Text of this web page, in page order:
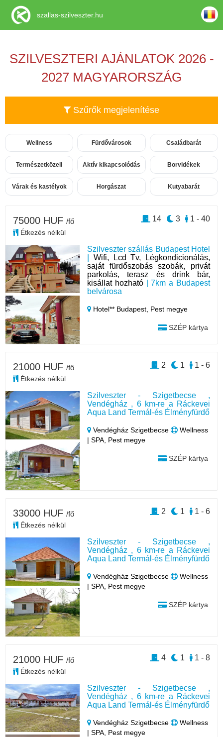
SZILVESZTERI AJÁNLATOK 2026 -
2027 MAGYARORSZÁG
Szűrők megjelenítése
Wellness Fürdővárosok Családbarát
Természetközeli Aktív kikapcsolódás Borvidékek
Várak és kastélyok Horgászat Kutyabarát
Szilveszter szállás Budapest Hotel
Wifi, Lcd Tv, Légkondicionálás,
saját fürdőszobás szobák, privát
parkolás, terasz és drink bár,
kisállat hozható| 7km a Budapest
belvárosa
Hotel** Budapest, Pest megye
SZÉP kártya
75000 HUF /fő
Étkezés nélkül
1 - 40
3
14
Szilveszter - Szigetbecse ,
Vendégház , 6 km-re a Ráckevei
Aqua Land Termál-és Élményfürdő
Vendégház Szigetbecse
Wellness
| SPA, Pest megye
SZÉP kártya
21000 HUF /fő
Étkezés nélkül
1 - 6
1
2
Szilveszter - Szigetbecse ,
Vendégház , 6 km-re a Ráckevei
Aqua Land Termál-és Élményfürdő
Vendégház Szigetbecse
Wellness
| SPA, Pest megye
SZÉP kártya
33000 HUF /fő
Étkezés nélkül
1 - 6
1
2
Szilveszter - Szigetbecse ,
Vendégház , 6 km-re a Ráckevei
Aqua Land Termál-és Élményfürdő
Vendégház Szigetbecse
Wellness
| SPA, Pest megye
21000 HUF /fő
Étkezés nélkül
1 - 8
1
4
szallas-szilveszter.hu